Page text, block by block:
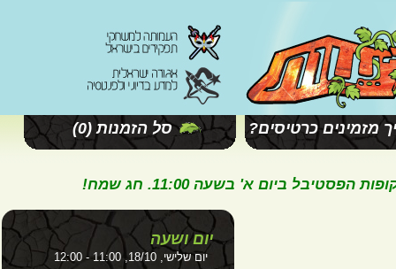
מזמינים כרטיסים? סל הזמנות(0)
ביום א' בשעה 11:00. חג שמח!
יום ושעה
יום שלישי, 18/10, 11:00 - 12:00